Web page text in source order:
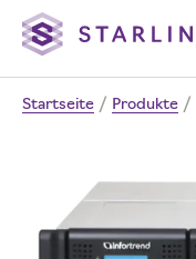
Startseite / Produkte /